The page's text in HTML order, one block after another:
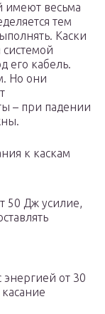
имеют весьма
тем
Каски
системой
его кабель.
Но они
– при падении
к каскам
50 Дж усилие,
энергией от 30